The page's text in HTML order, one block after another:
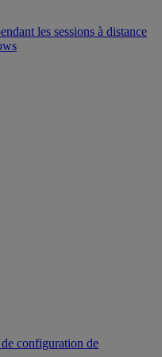
les sessions à distance
configuration de